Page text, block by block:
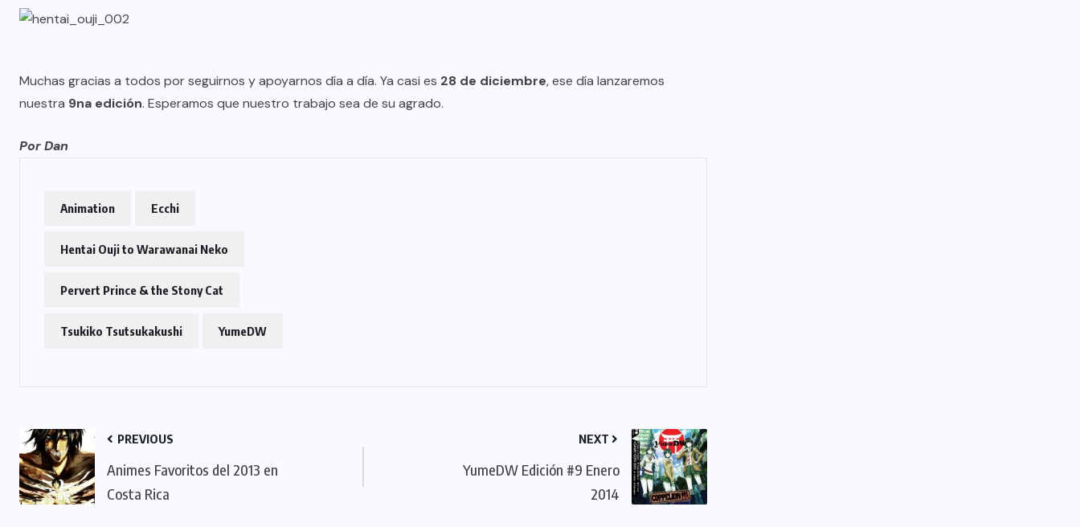
Muchas gracias a todos por seguirnos y apoyarnos día a día. Ya casi es 28 de diciembre, ese día lanzaremos
nuestra 9na edición. Esperamos que nuestro trabajo sea de su agrado.
Por Dan
Animation Ecchi
Hentai Ouji to Warawanai Neko
Pervert Prince & the Stony Cat
Tsukiko Tsutsukakushi YumeDW
PREVIOUS
Animes Favoritos del 2013 en
Costa Rica
NEXT
YumeDW Edición #9 Enero
2014